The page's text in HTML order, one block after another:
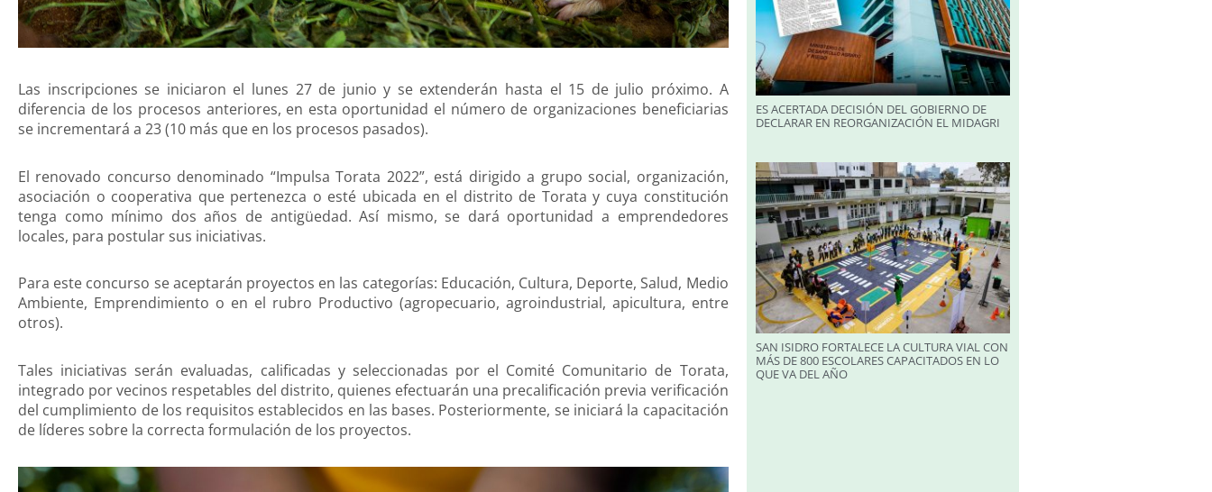
Las inscripciones se iniciaron el lunes 27 de junio y se extenderán hasta el 15 de julio próximo. A
diferencia de los procesos anteriores, en esta oportunidad el número de organizaciones beneficiarias
se incrementará a 23 (10 más que en los procesos pasados).
El renovado concurso denominado “Impulsa Torata 2022”, está dirigido a grupo social, organización,
asociación o cooperativa que pertenezca o esté ubicada en el distrito de Torata y cuya constitución
tenga como mínimo dos años de antigüedad. Así mismo, se dará oportunidad a emprendedores
locales, para postular sus iniciativas.
Para este concurso se aceptarán proyectos en las categorías: Educación, Cultura, Deporte, Salud, Medio
Ambiente, Emprendimiento o en el rubro Productivo (agropecuario, agroindustrial, apicultura, entre
otros).
Tales iniciativas serán evaluadas, calificadas y seleccionadas por el Comité Comunitario de Torata,
integrado por vecinos respetables del distrito, quienes efectuarán una precalificación previa verificación
del cumplimiento de los requisitos establecidos en las bases. Posteriormente, se iniciará la capacitación
de líderes sobre la correcta formulación de los proyectos.
ES ACERTADA DECISIÓN DEL GOBIERNO DE
DECLARAR EN REORGANIZACIÓN EL MIDAGRI
SAN ISIDRO FORTALECE LA CULTURA VIAL CON
MÁS DE 800 ESCOLARES CAPACITADOS EN LO
QUE VA DEL AÑO